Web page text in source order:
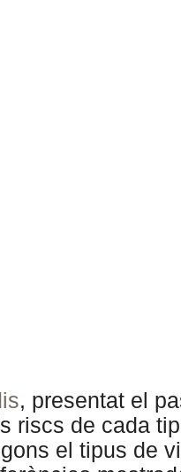
, presentat el
riscs de cada
el tipus de